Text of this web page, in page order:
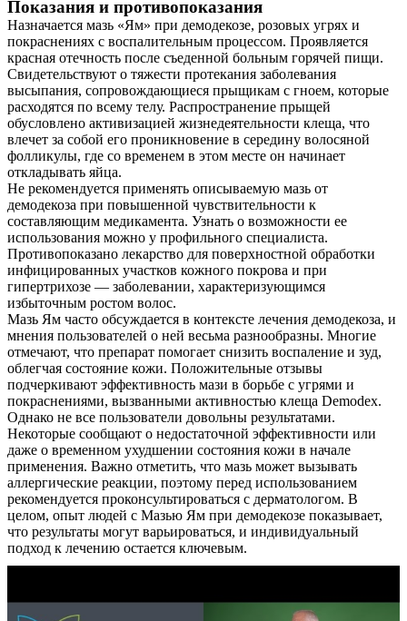
Услуги
Акции
Отзывы
Статьи
Контакты
Показания и противопоказания
Назначается мазь «Ям» при демодекозе, розовых угрях и
покраснениях с воспалительным процессом. Проявляется
красная отечность после съеденной больным горячей пищи.
Свидетельствуют о тяжести протекания заболевания
высыпания, сопровождающиеся прыщикам с гноем, которые
расходятся по всему телу. Распространение прыщей
обусловлено активизацией жизнедеятельности клеща, что
влечет за собой его проникновение в середину волосяной
фолликулы, где со временем в этом месте он начинает
откладывать яйца.
Не рекомендуется применять описываемую мазь от
демодекоза при повышенной чувствительности к
составляющим медикамента. Узнать о возможности ее
использования можно у профильного специалиста.
Противопоказано лекарство для поверхностной обработки
инфицированных участков кожного покрова и при
гипертрихозе — заболевании, характеризующимся
избыточным ростом волос.
Мазь Ям часто обсуждается в контексте лечения демодекоза, и
мнения пользователей о ней весьма разнообразны. Многие
отмечают, что препарат помогает снизить воспаление и зуд,
облегчая состояние кожи. Положительные отзывы
подчеркивают эффективность мази в борьбе с угрями и
покраснениями, вызванными активностью клеща Demodex.
Однако не все пользователи довольны результатами.
Некоторые сообщают о недостаточной эффективности или
даже о временном ухудшении состояния кожи в начале
применения. Важно отметить, что мазь может вызывать
аллергические реакции, поэтому перед использованием
рекомендуется проконсультироваться с дерматологом. В
целом, опыт людей с Мазью Ям при демодекозе показывает,
что результаты могут варьироваться, и индивидуальный
подход к лечению остается ключевым.